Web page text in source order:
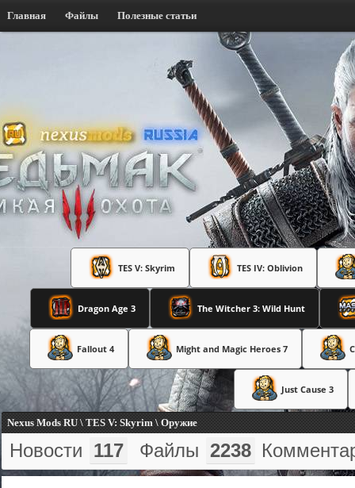
Главная Файлы Полезные статьи
TES V: Skyrim TES IV: Oblivion
Dragon Age 3 The Witcher 3: Wild Hunt
Fallout 4 Might and Magic Heroes 7
Just Cause 3
Nexus Mods RU \ TES V: Skyrim \ Оружие
Новости 117 Файлы 2238